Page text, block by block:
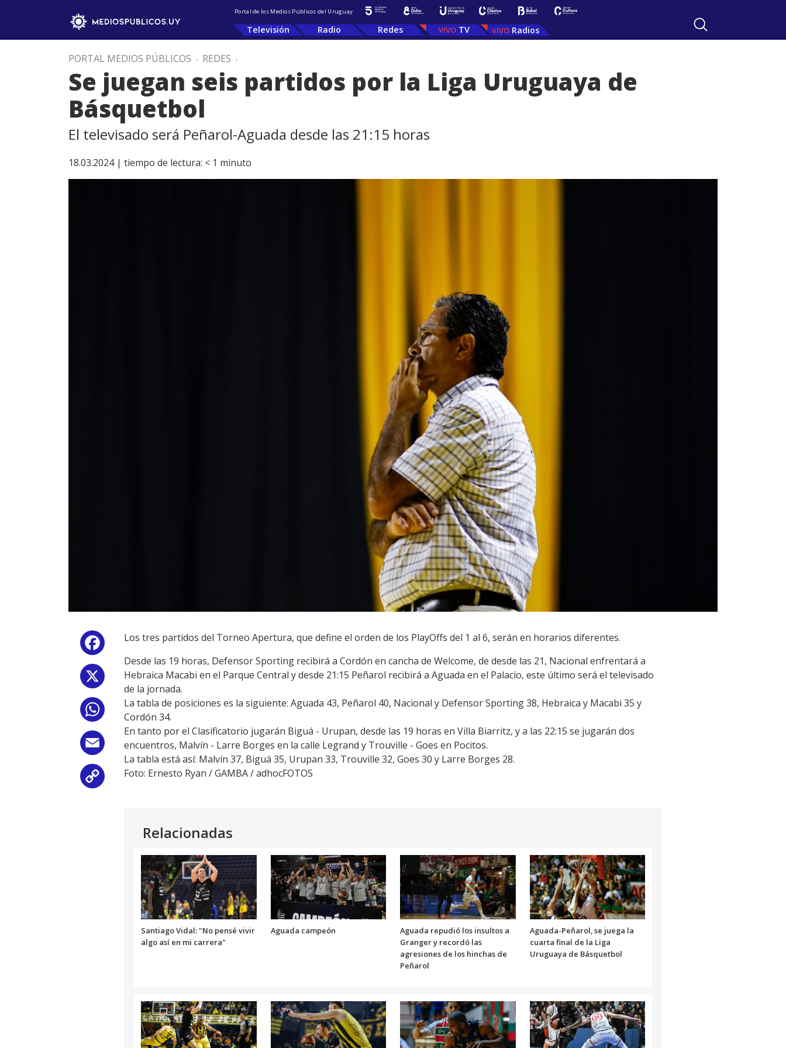
Portal de los Medios Públicos del Uruguay
Televisión Radio Redes TV Radios
PORTAL MEDIOS PÚBLICOS . REDES .
Se juegan seis partidos por la Liga Uruguaya de
Básquetbol
El televisado será Peñarol-Aguada desde las 21:15 horas
18.03.2024 | tiempo de lectura: < 1 minuto
Facebook
WhatsApp
Email
Copy
Los tres partidos del Torneo Apertura, que define el orden de los PlayOffs del 1 al 6, serán en horarios diferentes.
Desde las 19 horas, Defensor Sporting recibirá a Cordón en cancha de Welcome, de desde las 21, Nacional enfrentará a
Hebraica Macabi en el Parque Central y desde 21:15 Peñarol recibirá a Aguada en el Palacio, este último será el televisado
de la jornada.
La tabla de posiciones es la siguiente: Aguada 43, Peñarol 40, Nacional y Defensor Sporting 38, Hebraica y Macabi 35 y
Cordón 34.
En tanto por el Clasificatorio jugarán Biguá - Urupan, desde las 19 horas en Villa Biarritz, y a las 22:15 se jugarán dos
encuentros, Malvín - Larre Borges en la calle Legrand y Trouville - Goes en Pocitos.
La tabla está así: Malvín 37, Biguá 35, Urupan 33, Trouville 32, Goes 30 y Larre Borges 28.
Foto: Ernesto Ryan / GAMBA / adhocFOTOS
Relacionadas
Santiago Vidal: "No pensé vivir
algo así en mi carrera"
Aguada campeón
Aguada repudió los insultos a
Granger y recordó las
agresiones de los hinchas de
Peñarol
Aguada-Peñarol, se juega la
cuarta final de la Liga
Uruguaya de Básquetbol